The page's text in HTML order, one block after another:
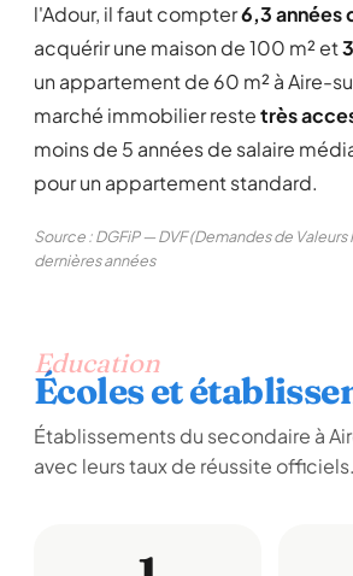
l'Adour, il faut compter6,3 années
acquérir une maison de 100 m² et
un appartement de 60 m² à Aire-
marché immobilier restetrès
moins de 5 années de salaire
pour un appartement standard.
Source : DGFiP — DVF (Demandes de
dernières années
Education
Écoles et
Établissements du secondaire à
avec leurs taux de réussite officiels.